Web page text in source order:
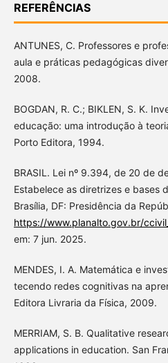
REFERÊNCIAS
ANTUNES, C. Professores e
aula e práticas pedagógicas
2008.
BOGDAN, R. C.; BIKLEN, S. K.
educação: uma introdução à
Porto Editora, 1994.
BRASIL. Lei nº 9.394, de 20 de
Estabelece as diretrizes e bases
Brasília, DF: Presidência da
https://www.planalto.gov.br/
em: 7 jun. 2025.
MENDES, I. A. Matemática e
tecendo redes cognitivas na
Editora Livraria da Física, 2009.
MERRIAM, S. B. Qualitative
applications in education. San